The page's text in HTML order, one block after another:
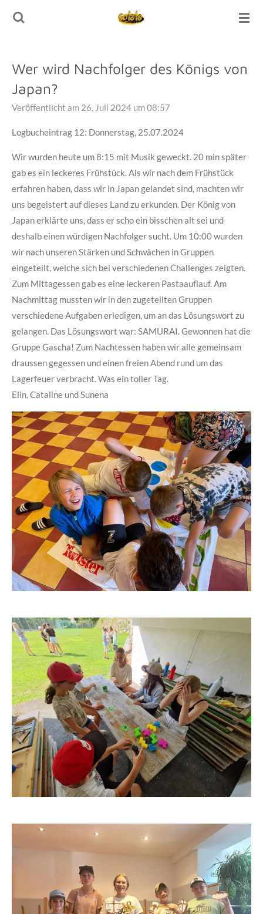
Zum
Wer wird Nachfolger des Königs von
Japan?
Veröffentlicht am 26. Juli 2024 um 08:57
Logbucheintrag 12: Donnerstag, 25.07.2024
Wir wurden heute um 8:15 mit Musik geweckt. 20 min später
gab es ein leckeres Frühstück. Als wir nach dem Frühstück
erfahren haben, dass wir in Japan gelandet sind, machten wir
uns begeistert auf dieses Land zu erkunden. Der König von
Japan erklärte uns, dass er scho ein bisschen alt sei und
deshalb einen würdigen Nachfolger sucht. Um 10:00 wurden
wir nach unseren Stärken und Schwächen in Gruppen
eingeteilt, welche sich bei verschiedenen Challenges zeigten.
Zum Mittagessen gab es eine leckeren Pastaauflauf. Am
Nachmittag mussten wir in den zugeteilten Gruppen
verschiedene Aufgaben erledigen, um an das Lösungswort zu
gelangen. Das Lösungswort war: SAMURAI. Gewonnen hat die
Gruppe Gascha! Zum Nachtessen haben wir alle gemeinsam
draussen gegessen und einen freien Abend rund um das
Lagerfeuer verbracht. Was ein toller Tag.
Elin, Cataline und Sunena